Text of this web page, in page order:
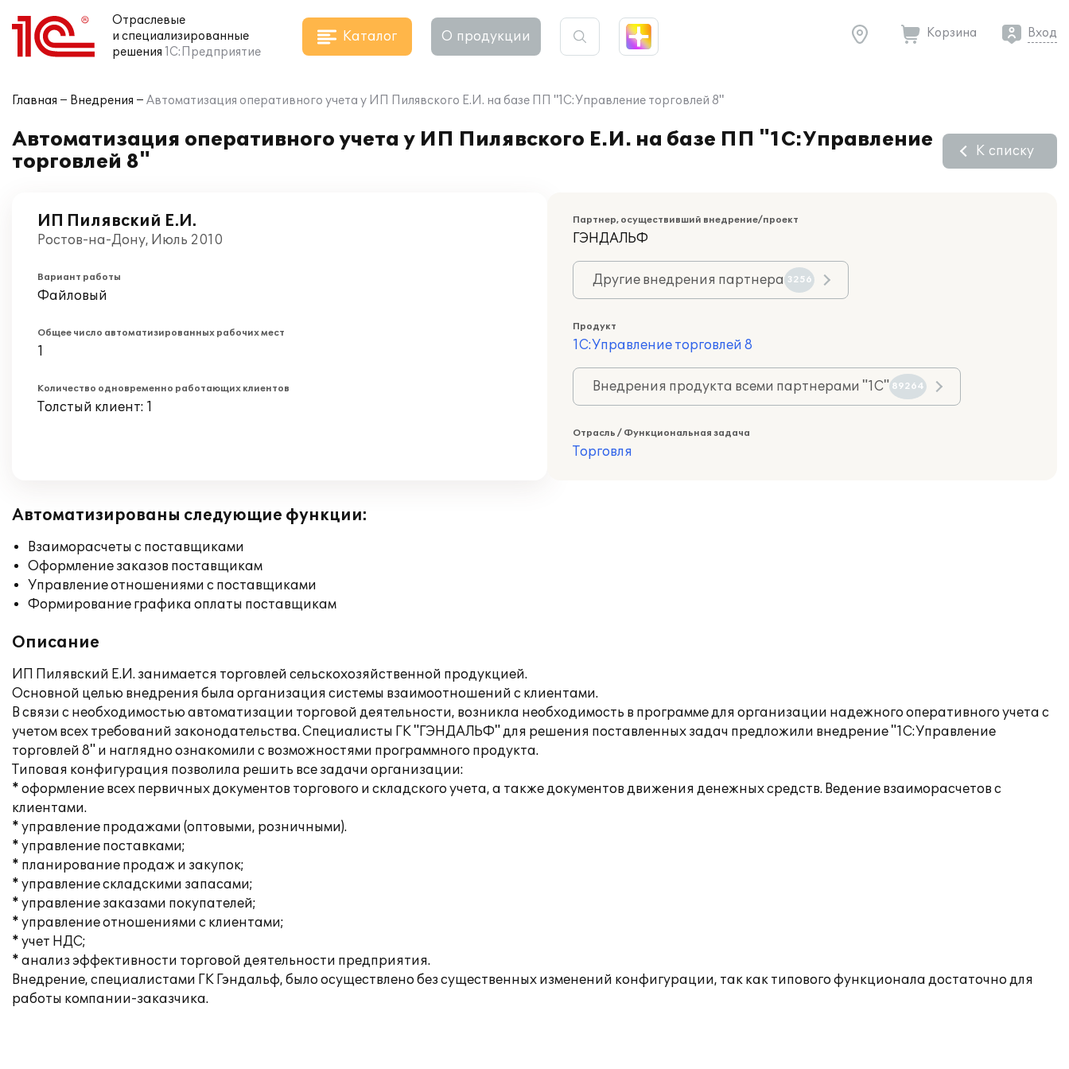
Отраслевые
и специализированные
решения 1С:Предприятие
Каталог О продукции Корзина Вход
Главная Внедрения Автоматизация оперативного учета у ИП Пилявского Е.И. на базе ПП "1С:Управление торговлей 8"
Автоматизация оперативного учета у ИП Пилявского Е.И. на базе ПП "1С:Управление
торговлей 8"
К списку
ИП Пилявский Е.И.
Ростов-на-Дону, Июль 2010
Вариант работы
Файловый
Общее число автоматизированных рабочих мест
1
Количество одновременно работающих клиентов
Толстый клиент: 1
Партнер, осуществивший внедрение/проект
ГЭНДАЛЬФ
Другие внедрения партнера 3256
Продукт
1С:Управление торговлей 8
Внедрения продукта всеми партнерами "1С" 89264
Отрасль / Функциональная задача
Торговля
Автоматизированы следующие функции:
Взаиморасчеты с поставщиками
Оформление заказов поставщикам
Управление отношениями с поставщиками
Формирование графика оплаты поставщикам
Описание
ИП Пилявский Е.И. занимается торговлей сельскохозяйственной продукцией.
Основной целью внедрения была организация системы взаимоотношений с клиентами.
В связи с необходимостью автоматизации торговой деятельности, возникла необходимость в программе для организации надежного оперативного учета с
учетом всех требований законодательства. Специалисты ГК "ГЭНДАЛЬФ" для решения поставленных задач предложили внедрение "1С:Управление
торговлей 8" и наглядно ознакомили с возможностями программного продукта.
Типовая конфигурация позволила решить все задачи организации:
* оформление всех первичных документов торгового и складского учета, а также документов движения денежных средств. Ведение взаиморасчетов с
клиентами.
* управление продажами (оптовыми, розничными).
* управление поставками;
* планирование продаж и закупок;
* управление складскими запасами;
* управление заказами покупателей;
* управление отношениями с клиентами;
* учет НДС;
* анализ эффективности торговой деятельности предприятия.
Внедрение, специалистами ГК Гэндальф, было осуществлено без существенных изменений конфигурации, так как типового функционала достаточно для
работы компании-заказчика.